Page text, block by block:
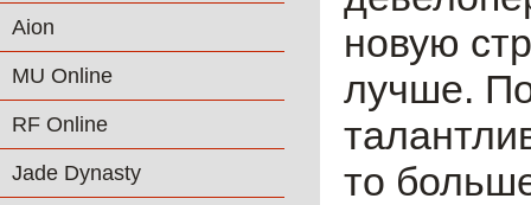
Aion
MU Online
RF Online
Jade Dynasty
новую
лучше.
то